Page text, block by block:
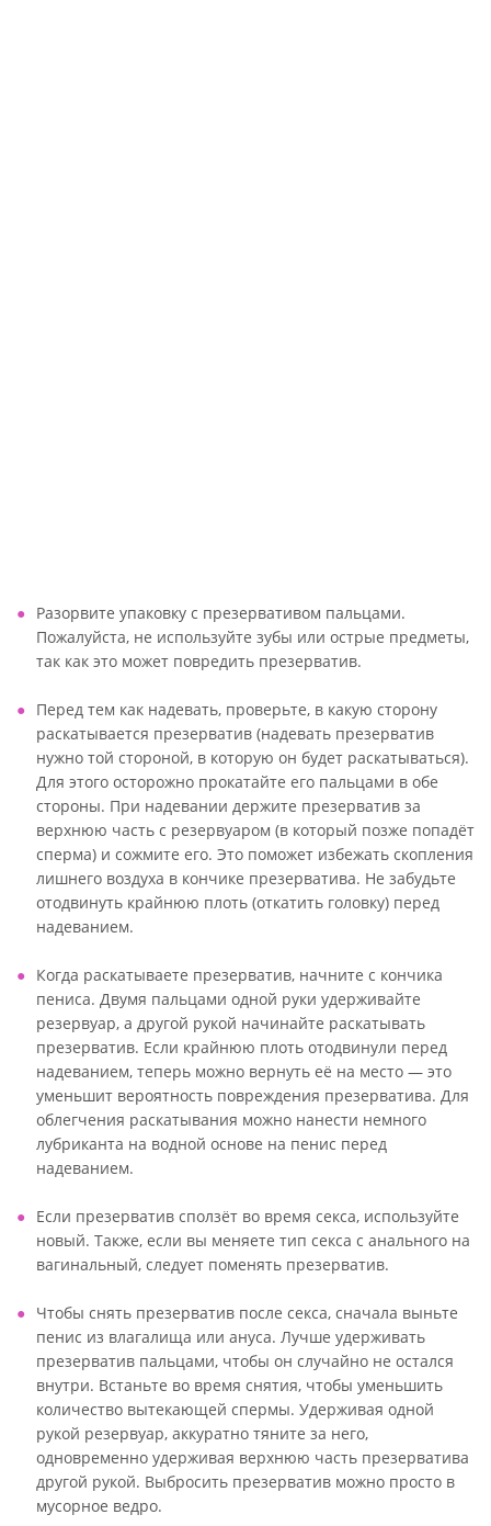
Разорвите упаковку с презервативом пальцами.
Пожалуйста, не используйте зубы или острые предметы,
так как это может повредить презерватив.
Перед тем как надевать, проверьте, в какую сторону
раскатывается презерватив (надевать презерватив
нужно той стороной, в которую он будет раскатываться).
Для этого осторожно прокатайте его пальцами в обе
стороны. При надевании держите презерватив за
верхнюю часть с резервуаром (в который позже попадёт
сперма) и сожмите его. Это поможет избежать скопления
лишнего воздуха в кончике презерватива. Не забудьте
отодвинуть крайнюю плоть (откатить головку) перед
надеванием.
Когда раскатываете презерватив, начните с кончика
пениса. Двумя пальцами одной руки удерживайте
резервуар, а другой рукой начинайте раскатывать
презерватив. Если крайнюю плоть отодвинули перед
надеванием, теперь можно вернуть её на место — это
уменьшит вероятность повреждения презерватива. Для
облегчения раскатывания можно нанести немного
лубриканта на водной основе на пенис перед
надеванием.
Если презерватив сползёт во время секса, используйте
новый. Также, если вы меняете тип секса с анального на
вагинальный, следует поменять презерватив.
Чтобы снять презерватив после секса, сначала выньте
пенис из влагалища или ануса. Лучше удерживать
презерватив пальцами, чтобы он случайно не остался
внутри. Встаньте во время снятия, чтобы уменьшить
количество вытекающей спермы. Удерживая одной
рукой резервуар, аккуратно тяните за него,
одновременно удерживая верхнюю часть презерватива
другой рукой. Выбросить презерватив можно просто в
мусорное ведро.